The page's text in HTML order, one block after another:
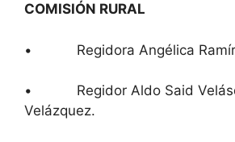
COMISIÓN RURAL
• Regidora Angélica
• Regidor Aldo Said
Velázquez.